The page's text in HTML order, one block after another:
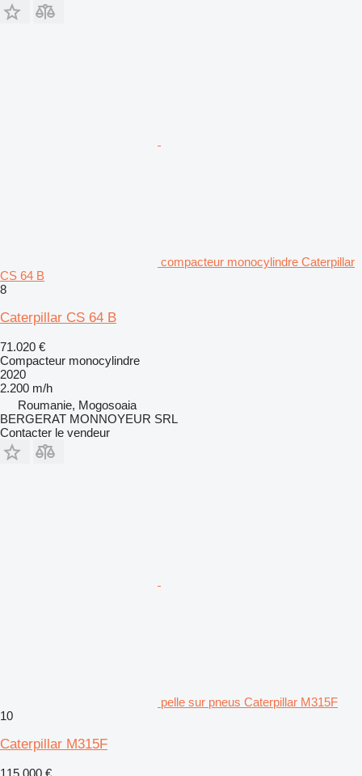
compacteur monocylindre Caterpillar
CS 64 B
8
Caterpillar CS 64 B
71.020 €
Compacteur monocylindre
2020
2.200 m/h
Roumanie, Mogosoaia
BERGERAT MONNOYEUR SRL
Contacter le vendeur
pelle sur pneus Caterpillar M315F
10
Caterpillar M315F
115.000 €